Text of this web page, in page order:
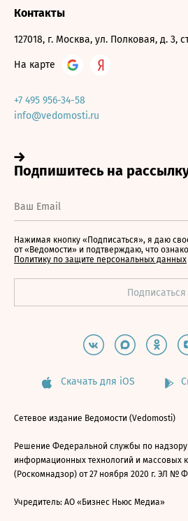
Контакты
127018, г. Москва, ул. Полковая, д. 3,
На карте
+7 495 956-34-58
info@vedomosti.ru
Нажимая кнопку «Подписаться», я даю
от «Ведомости» и подтверждаю, что
Политику по защите персональных данных
Скачать для iOS
Сетевое издание Ведомости (Vedomosti)
Решение Федеральной службы по
информационных технологий и массовых
(Роскомнадзор) от 27 ноября 2020 г. ЭЛ №
Учредитель: АО «Бизнес Ньюс Медиа»